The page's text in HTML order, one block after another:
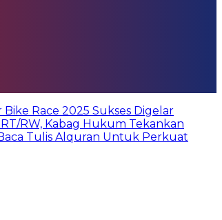
Race 2025 Sukses Digelar
RT/RW, Kabag Hukum Tekankan
Tulis Alquran Untuk Perkuat